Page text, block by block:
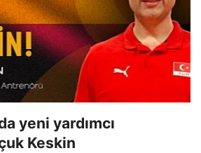
yeni yardımcı
Keskin